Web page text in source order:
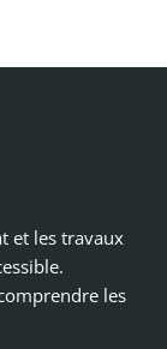
et les travaux
les